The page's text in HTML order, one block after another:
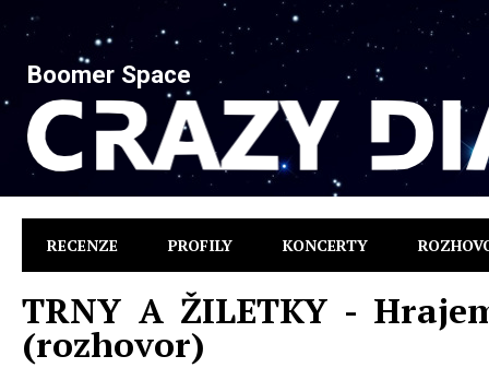
Boomer Space
RECENZE PROFILY KONCERTY
TRNY A ŽILETKY -
(rozhovor)